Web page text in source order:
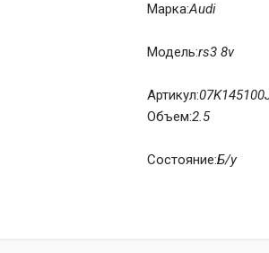
Марка:Audi
Модель:rs3 8v
Артикул:
Объем:2.5
Состояние:Б/у